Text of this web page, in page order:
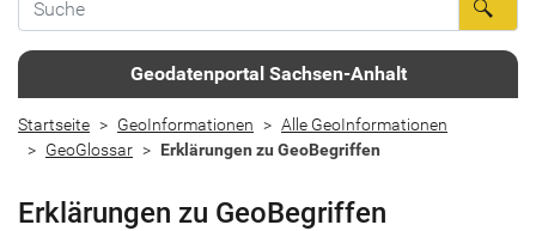
Geodatenportal Sachsen-Anhalt
Startseite GeoInformationen
Alle GeoInformationen
GeoGlossar
Erklärungen zu GeoBegriffen
Erklärungen zu GeoBegriffen